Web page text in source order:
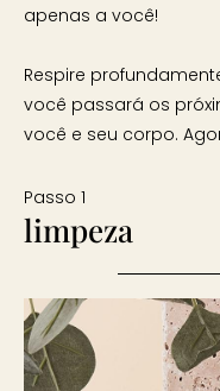
apenas a você!
Respire
você passará os
você e seu corpo.
Passo 1
limpeza